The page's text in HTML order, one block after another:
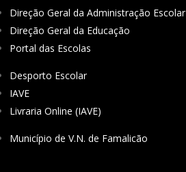
Direção Geral da Administração Escolar
Direção Geral da Educação
Portal das Escolas
Desporto Escolar
IAVE
Livraria Online (IAVE)
Município de V.N. de Famalicão